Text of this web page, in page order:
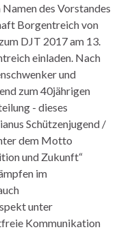
des Vorstandes
Borgentreich von
DJT 2017 am 13.
einladen. Nach
und
zum 40jährigen
- dieses
Schützenjugend /
dem Motto
und Zukunft“
im
unter
Kommunikation